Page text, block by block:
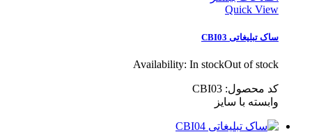
Quick View
ساک تبلیغاتی CBI03
Availability: In stockOut of stock
کد محصول: CBI03
وابسته با سایز